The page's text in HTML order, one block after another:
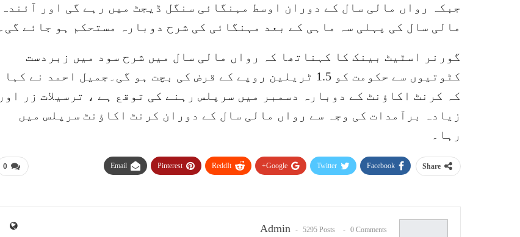
جبکہ رواں مالی سال کے دوران اوسط مہنگائی سنگل ڈیجٹ میں رہے گی اور آئندہ
مالی سال کی پہلی سہ ماہی کے بعد مہنگائی کی شرح دوبارہ مستحکم ہو جائے گی۔
گورنر اسٹیٹ بینک کا کہناتھا کہ رواں مالی سال میں شرح سود میں زبردست
کٹوتیوں سے حکومت کو 1.5 ٹریلین روپے کے قرض کی بچت ہو گی۔جمیل احمد نے کہا
کہ کرنٹ اکاؤنٹ کے دوبارہ دسمبر میں سرپلس رہنے کی توقع ہے ، ترسیلات زر اور
زیادہ برآمدات کی وجہ سے رواں مالی سال کے دوران کرنٹ اکاؤنٹ سرپلس میں
رہا۔
0 Share
Facebook
Twitter
Google+
ReddIt
Pinterest
Email
Admin 5295 Posts 0 Comments